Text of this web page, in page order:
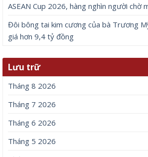
ASEAN Cup 2026, hàng nghìn người chờ
Đôi bông tai kim cương của bà Trương
giá hơn 9,4 tỷ đồng
Lưu trữ
Tháng 8 2026
Tháng 7 2026
Tháng 6 2026
Tháng 5 2026